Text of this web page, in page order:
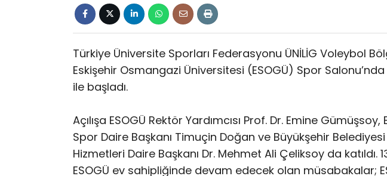
Türkiye Üniversite Sporları Federasyonu ÜNİLİG Voleybol
Eskişehir Osmangazi Üniversitesi (ESOGÜ) Spor
ile başladı.
Açılışa ESOGÜ Rektör Yardımcısı Prof. Dr. Emine Gümüşsoy,
Spor Daire Başkanı Timuçin Doğan ve Büyükşehir
Hizmetleri Daire Başkanı Dr. Mehmet Ali Çeliksoy da katıldı.
ESOGÜ ev sahipliğinde devam edecek olan müsabakalar;